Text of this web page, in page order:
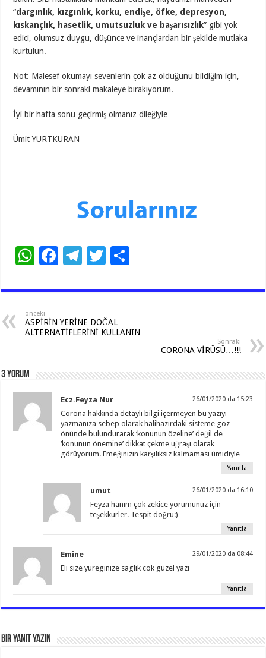
“dargınlık, kızgınlık, korku, endişe, öfke, depresyon,
kıskançlık, hasetlik, umutsuzluk ve başarısızlık” gibi yok
edici, olumsuz duygu, düşünce ve inançlardan bir şekilde mutlaka
kurtulun.
Not: Malesef okumayı sevenlerin çok az olduğunu bildiğim için,
devamının bir sonraki makaleye bırakıyorum.
İyi bir hafta sonu geçirmiş olmanız dileğiyle…
Ümit YURTKURAN
W
at
sA
p
F
e
o
k
T
e
a
T
tt
er
ar
önceki
ASPİRİN YERİNE DOĞAL
ALTERNATİFLERİNİ KULLANIN
Sonraki
CORONA VİRÜSÜ…!!!
3 Yorum
Ecz.Feyza Nur 26/01/2020 da 15:23
Corona hakkında detaylı bilgi içermeyen bu yazıyı
yazmanıza sebep olarak halihazırdaki sisteme göz
önünde bulundurarak ‘konunun özeline’ değil de
‘konunun önemine’ dikkat çekme uğraşı olarak
görüyorum. Emeğinizin karşılıksız kalmaması ümidiyle…
Yanıtla
umut 26/01/2020 da 16:10
Feyza hanım çok zekice yorumunuz için
teşekkürler. Tespit doğru:)
Yanıtla
Emine 29/01/2020 da 08:44
Eli size yureginize saglik cok guzel yazi
Yanıtla
Bir yanıt yazın